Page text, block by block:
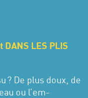
DANS LES PLIS
? De plus doux, de
ou l’em­